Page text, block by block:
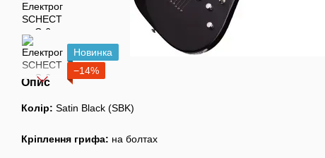
Новинка
−14%
Опис
Колір: Satin Black (SBK)
Кріплення грифа: на болтах